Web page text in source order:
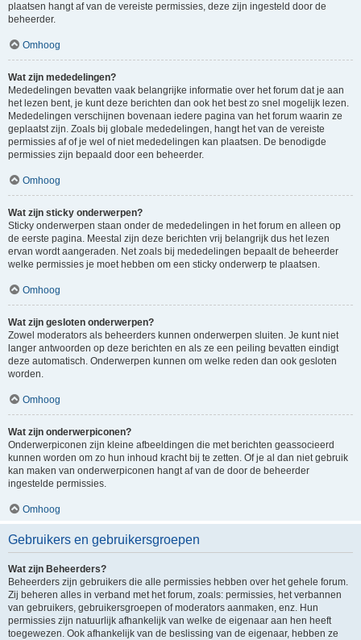
plaatsen hangt af van de vereiste permissies, deze zijn ingesteld door de
beheerder.
Omhoog
Wat zijn mededelingen?
Mededelingen bevatten vaak belangrijke informatie over het forum dat je aan
het lezen bent, je kunt deze berichten dan ook het best zo snel mogelijk lezen.
Mededelingen verschijnen bovenaan iedere pagina van het forum waarin ze
geplaatst zijn. Zoals bij globale mededelingen, hangt het van de vereiste
permissies af of je wel of niet mededelingen kan plaatsen. De benodigde
permissies zijn bepaald door een beheerder.
Omhoog
Wat zijn sticky onderwerpen?
Sticky onderwerpen staan onder de mededelingen in het forum en alleen op
de eerste pagina. Meestal zijn deze berichten vrij belangrijk dus het lezen
ervan wordt aangeraden. Net zoals bij mededelingen bepaalt de beheerder
welke permissies je moet hebben om een sticky onderwerp te plaatsen.
Omhoog
Wat zijn gesloten onderwerpen?
Zowel moderators als beheerders kunnen onderwerpen sluiten. Je kunt niet
langer antwoorden op deze berichten en als ze een peiling bevatten eindigt
deze automatisch. Onderwerpen kunnen om welke reden dan ook gesloten
worden.
Omhoog
Wat zijn onderwerpiconen?
Onderwerpiconen zijn kleine afbeeldingen die met berichten geassocieerd
kunnen worden om zo hun inhoud kracht bij te zetten. Of je al dan niet gebruik
kan maken van onderwerpiconen hangt af van de door de beheerder
ingestelde permissies.
Omhoog
Gebruikers en gebruikersgroepen
Wat zijn Beheerders?
Beheerders zijn gebruikers die alle permissies hebben over het gehele forum.
Zij beheren alles in verband met het forum, zoals: permissies, het verbannen
van gebruikers, gebruikersgroepen of moderators aanmaken, enz. Hun
permissies zijn natuurlijk afhankelijk van welke de eigenaar aan hen heeft
toegewezen. Ook afhankelijk van de beslissing van de eigenaar, hebben ze